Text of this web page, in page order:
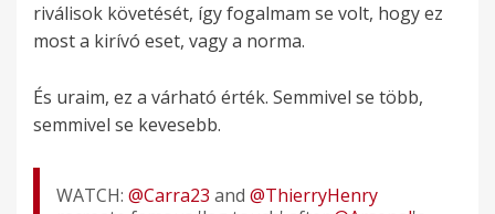
riválisok követését, így fogalmam se volt, hogy ez
most a kirívó eset, vagy a norma.
És uraim, ez a várható érték. Semmivel se több,
semmivel se kevesebb.
WATCH: @Carra23 and @ThierryHenry